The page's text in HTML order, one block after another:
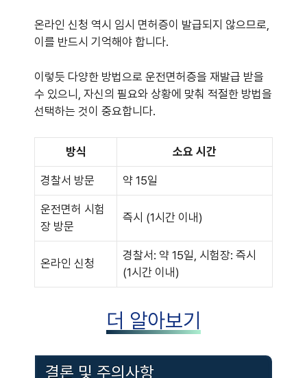
온라인 신청 역시 임시 면허증이 발급되지 않으므로,
이를 반드시 기억해야 합니다.
이렇듯 다양한 방법으로 운전면허증을 재발급 받을
수 있으니, 자신의 필요와 상황에 맞춰 적절한 방법을
선택하는 것이 중요합니다.
방식 소요 시간
경찰서 방문 약 15일
운전면허 시험
장 방문
즉시 (1시간 이내)
온라인 신청
경찰서: 약 15일, 시험장: 즉시
(1시간 이내)
더 알아보기
결론 및 주의사항